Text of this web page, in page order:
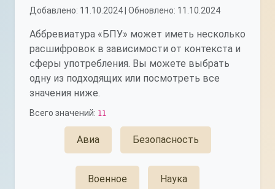
Добавлено: 11.10.2024 | Обновлено: 11.10.2024
Аббревиатура «БПУ» может иметь несколько
расшифровок в зависимости от контекста и
сферы употребления. Вы можете выбрать
одну из подходящих или посмотреть все
значения ниже.
Всего значений: 11
Авиа Безопасность
Военное Наука